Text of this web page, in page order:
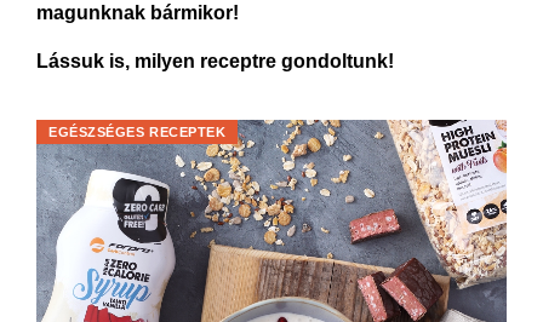
magunknak bármikor!
Lássuk is, milyen receptre gondoltunk!
EGÉSZSÉGES RECEPTEK